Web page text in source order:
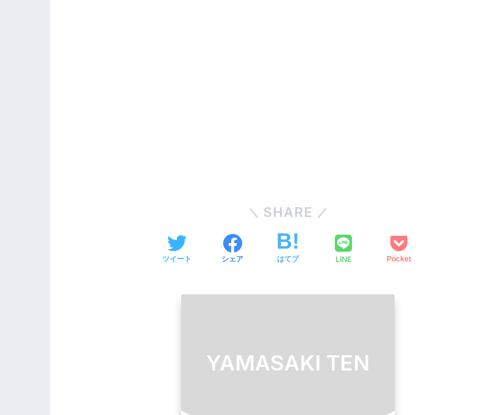
SHARE
ツイート シェア はてブ LINE Pocket
YAMASAKI TEN